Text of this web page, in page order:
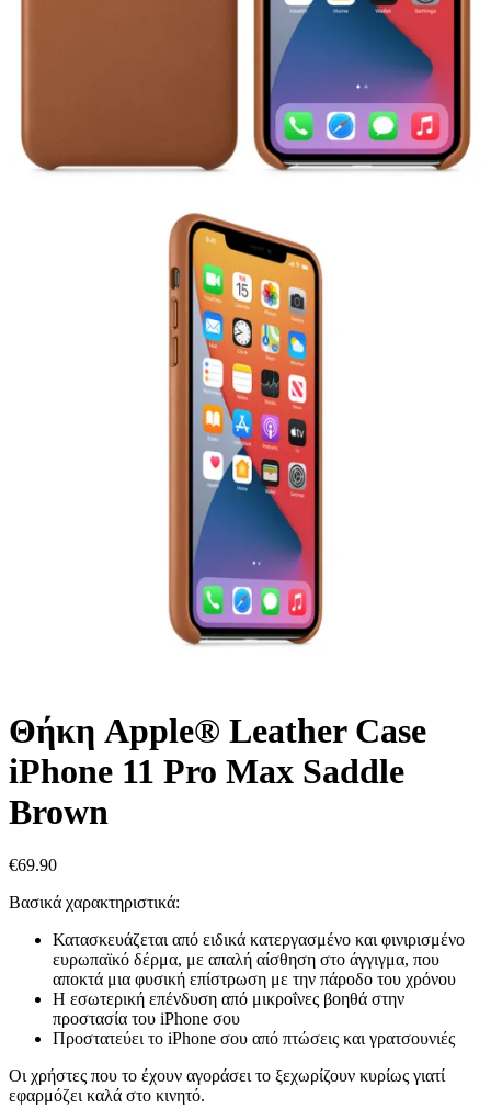
Θήκη Apple® Leather Case
iPhone 11 Pro Max Saddle
Brown
€69.90
Βασικά χαρακτηριστικά:
Κατασκευάζεται από ειδικά κατεργασμένο και φινιρισμένο
ευρωπαϊκό δέρμα, με απαλή αίσθηση στο άγγιγμα, που
αποκτά μια φυσική επίστρωση με την πάροδο του χρόνου
Η εσωτερική επένδυση από μικροΐνες βοηθά στην
προστασία του iPhone σου
Προστατεύει το iPhone σου από πτώσεις και γρατσουνιές
Οι χρήστες που το έχουν αγοράσει το ξεχωρίζουν κυρίως γιατί
εφαρμόζει καλά στο κινητό.